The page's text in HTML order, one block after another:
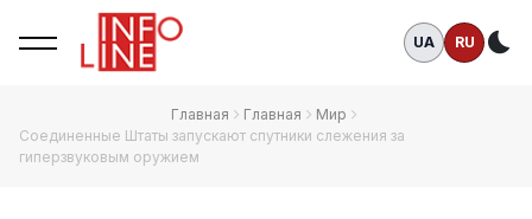
UA RU
Главная Главная
Мир
Соединенные Штаты запускают спутники слежения за
гиперзвуковым оружием